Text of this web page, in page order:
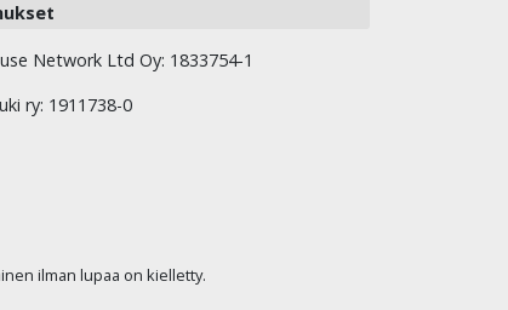
Network Ltd Oy: 1833754-1
ry: 1911738-0
ilman lupaa on kielletty.